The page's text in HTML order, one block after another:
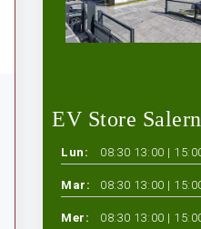
EV Store
Lun: 08:30 13:00 |
Mar: 08:30 13:00 |
Mer: 08:30 13:00 |